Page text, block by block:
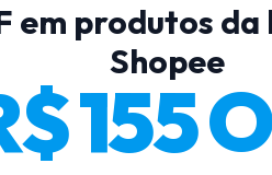
em produtos da
Shopee
155